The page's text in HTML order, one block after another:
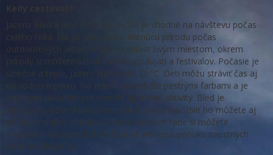
Jazero Bled a jeho čarovné okolie je vhodné na návštevu počas
celého roka. Na jar obdivujete kvitnúcu prírodu počas
outdoorových aktivít. V lete je oblasť živým miestom, okrem
prírody si môžete užívať mnoho podujatí a festivalov. Počasie je
slnečné a teplé, jazero má okolo 23 °C. Deti môžu stráviť čas aj
vo vodnom parku. Na jeseň sa kocháte pestrými farbami a je
ideálnym obdobím pre mnohé športové aktivity. Bled je
obklopený lyžiarskymi strediskami, takže navštíviť ho môžete aj
počas zimného obdobia. V neposlednom rade si môžete
v každom ročnom období dopriať wellness ponuku miestnych
hotelov a kúpeľov.